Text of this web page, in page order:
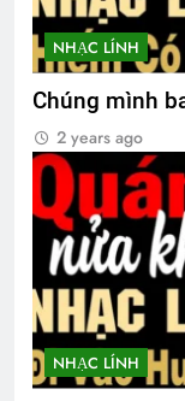
3
3
2
NHẠC LÍNH
Chúng mình
2 years ago
NHẠC LÍNH